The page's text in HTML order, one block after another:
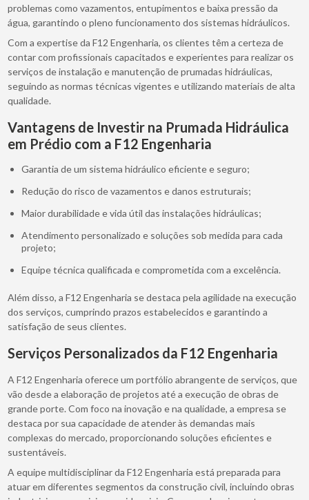
problemas como vazamentos, entupimentos e baixa pressão da
água, garantindo o pleno funcionamento dos sistemas hidráulicos.
Com a expertise da F12 Engenharia, os clientes têm a certeza de
contar com profissionais capacitados e experientes para realizar os
serviços de instalação e manutenção de prumadas hidráulicas,
seguindo as normas técnicas vigentes e utilizando materiais de alta
qualidade.
Vantagens de Investir na Prumada Hidráulica
em Prédio com a F12 Engenharia
Garantia de um sistema hidráulico eficiente e seguro;
Redução do risco de vazamentos e danos estruturais;
Maior durabilidade e vida útil das instalações hidráulicas;
Atendimento personalizado e soluções sob medida para cada
projeto;
Equipe técnica qualificada e comprometida com a excelência.
Além disso, a F12 Engenharia se destaca pela agilidade na execução
dos serviços, cumprindo prazos estabelecidos e garantindo a
satisfação de seus clientes.
Serviços Personalizados da F12 Engenharia
A F12 Engenharia oferece um portfólio abrangente de serviços, que
vão desde a elaboração de projetos até a execução de obras de
grande porte. Com foco na inovação e na qualidade, a empresa se
destaca por sua capacidade de atender às demandas mais
complexas do mercado, proporcionando soluções eficientes e
sustentáveis.
A equipe multidisciplinar da F12 Engenharia está preparada para
atuar em diferentes segmentos da construção civil, incluindo obras